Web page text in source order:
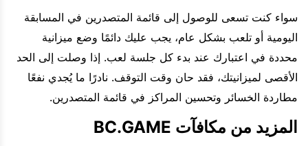
سواء كنت تسعى للوصول إلى قائمة المتصدرين في المسابقة
اليومية أو تلعب بشكل عام، يجب عليك دائمًا وضع ميزانية
محددة في اعتبارك عند بدء كل جلسة لعب. إذا وصلت إلى الحد
الأقصى لميزانيتك، فقد حان وقت التوقف. نادرًا ما يُجدي نفعًا
مطاردة الخسائر وتحسين المراكز في قائمة المتصدرين.
المزيد من مكافآت BC.GAME